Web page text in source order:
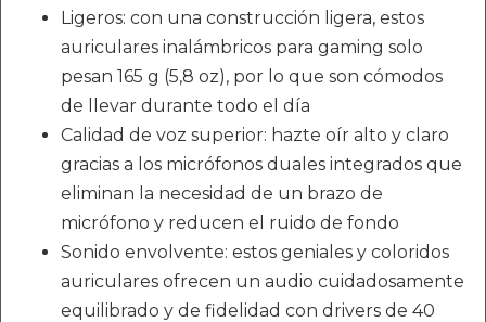
Ligeros: con una construcción ligera, estos
auriculares inalámbricos para gaming solo
pesan 165 g (5,8 oz), por lo que son cómodos
de llevar durante todo el día
Calidad de voz superior: hazte oír alto y claro
gracias a los micrófonos duales integrados que
eliminan la necesidad de un brazo de
micrófono y reducen el ruido de fondo
Sonido envolvente: estos geniales y coloridos
auriculares ofrecen un audio cuidadosamente
equilibrado y de fidelidad con drivers de 40